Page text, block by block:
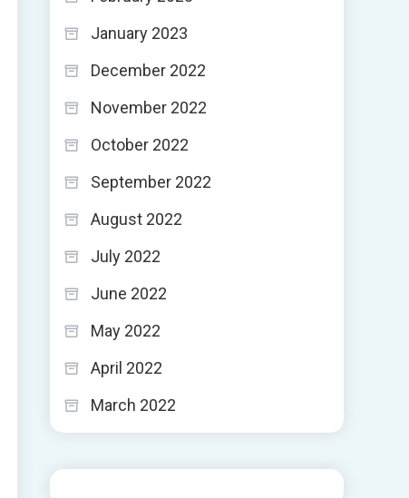
January 2023
December 2022
November 2022
October 2022
September 2022
August 2022
July 2022
June 2022
May 2022
April 2022
March 2022